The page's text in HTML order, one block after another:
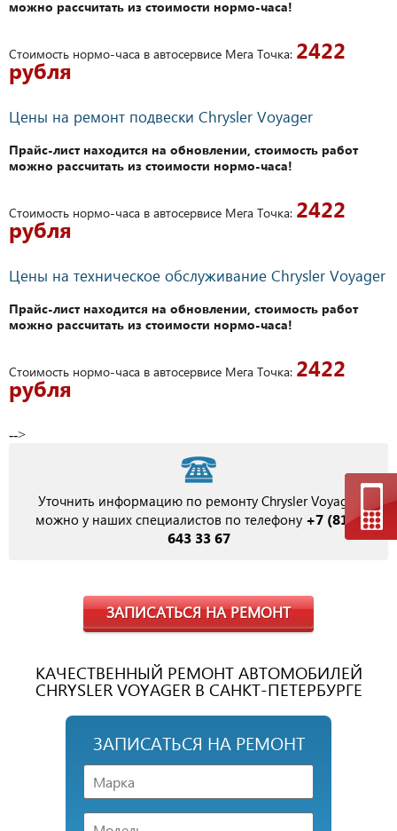
можно рассчитать из стоимости нормо-часа!
Стоимость нормо-часа в автосервисе Мега Точка: 2422
рубля
Цены на ремонт подвески Chrysler Voyager
Прайс-лист находится на обновлении, стоимость работ
можно рассчитать из стоимости нормо-часа!
Стоимость нормо-часа в автосервисе Мега Точка: 2422
рубля
Цены на техническое обслуживание Chrysler Voyager
Прайс-лист находится на обновлении, стоимость работ
можно рассчитать из стоимости нормо-часа!
Стоимость нормо-часа в автосервисе Мега Точка: 2422
рубля
-->
Уточнить информацию по ремонту Chrysler Voyager
можно у наших специалистов по телефону +7 (812)
643 33 67
ЗАПИСАТЬСЯ НА РЕМОНТ
КАЧЕСТВЕННЫЙ РЕМОНТ АВТОМОБИЛЕЙ
CHRYSLER VOYAGER В САНКТ-ПЕТЕРБУРГЕ
ЗАПИСАТЬСЯ НА РЕМОНТ